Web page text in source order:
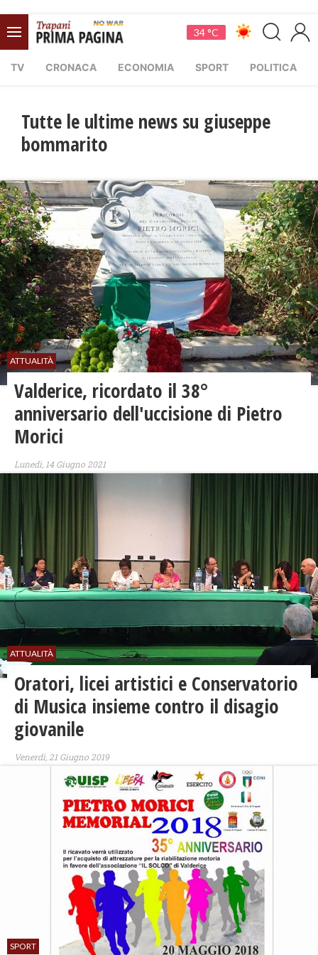
34 °C
TV CRONACA ECONOMIA SPORT POLITICA
Tutte le ultime news su giuseppe
bommarito
ATTUALITÀ
Valderice, ricordato il 38°
anniversario dell'uccisione di Pietro
Morici
Lunedì, 14 Giugno 2021
ATTUALITÀ
Oratori, licei artistici e Conservatorio
di Musica insieme contro il disagio
giovanile
Venerdì, 21 Giugno 2019
SPORT